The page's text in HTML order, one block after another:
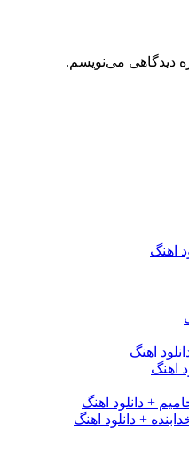
دیدگاهی می‌نویسم.
اهنگ
اهنگ
اهنگ
+ دانلود اهنگ
+ دانلود اهنگ